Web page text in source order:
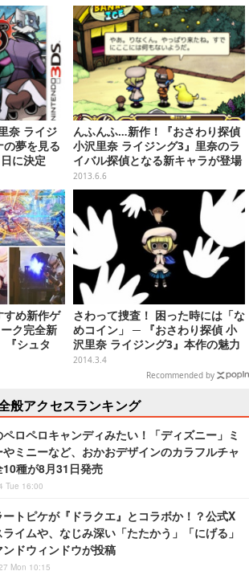
奈 ライジ
の夢を見る
に決定
んふんふ…新作！『おさわり探偵
小沢里奈 ライジング3』里奈のラ
イバル探偵となる新キャラが登場
2013.6.6
すめ新作ゲ
ク完全新
『シュタ
が目白押
さわって捜査！ 困った時には「な
めコイン」 ─ 『おさわり探偵 小
沢里奈 ライジング3』本作の魅力
を綴る最新映像を公開
2014.3.4
Recommended by
般アクセスランキング
ペロペロキャンディみたい！「ディズニー」ミ
やミニーなど、おかおデザインのカラフルチャ
10種が8月31日発売
Tue 16:00
ートピケが『ドラクエ』とコラボか！？公式X
ライムや、なじみ深い「たたかう」「にげる」
ンドウィンドウが投稿
Mon 10:15